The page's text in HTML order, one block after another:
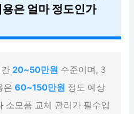
은 얼마 정도인가
간20~50만원 수준이며, 3
은60~150만원 정도 예상
소모품 교체 관리가 필수입